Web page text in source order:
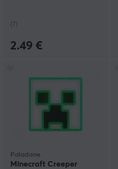
(7)
2.49 €
Paladone
Minecraft Creeper